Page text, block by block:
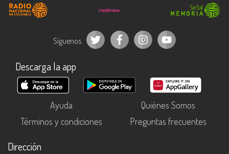
Síguenos
Descarga la app
Ayuda
Quiénes Somos
Términos y condiciones
Preguntas frecuentes
Dirección